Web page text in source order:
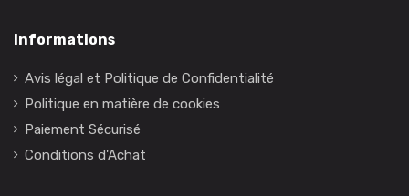
Informations
Avis légal et Politique de Confidentialité
Politique en matière de cookies
Paiement Sécurisé
Conditions d'Achat